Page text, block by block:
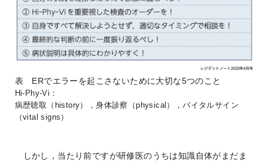
表 ERでエラーを起こさないために大切な5つのこと
Hi-Phy-Vi：
病歴聴取（history），身体診察（physical），バイタルサイン
（vital signs）
しかし，当たり前ですが研修医のうちは知識自体がまだま